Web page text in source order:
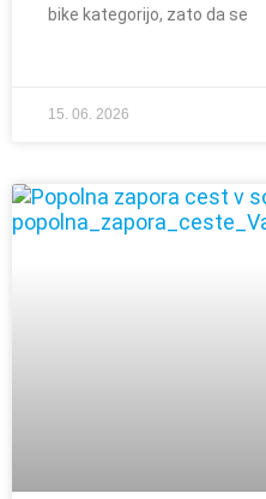
bike kategorijo, zato da se
15. 06. 2026